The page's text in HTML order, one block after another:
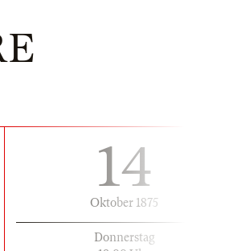
14
Oktober 1875
Donnerstag